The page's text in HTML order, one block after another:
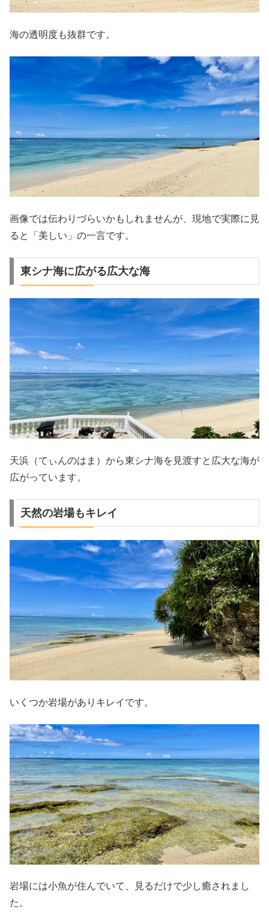
海の透明度も抜群です。
画像では伝わりづらいかもしれませんが、現地で実際に見
ると「美しい」の一言です。
東シナ海に広がる広大な海
天浜（てぃんのはま）から東シナ海を見渡すと広大な海が
広がっています。
天然の岩場もキレイ
いくつか岩場がありキレイです。
岩場には小魚が住んでいて、見るだけで少し癒されまし
た。